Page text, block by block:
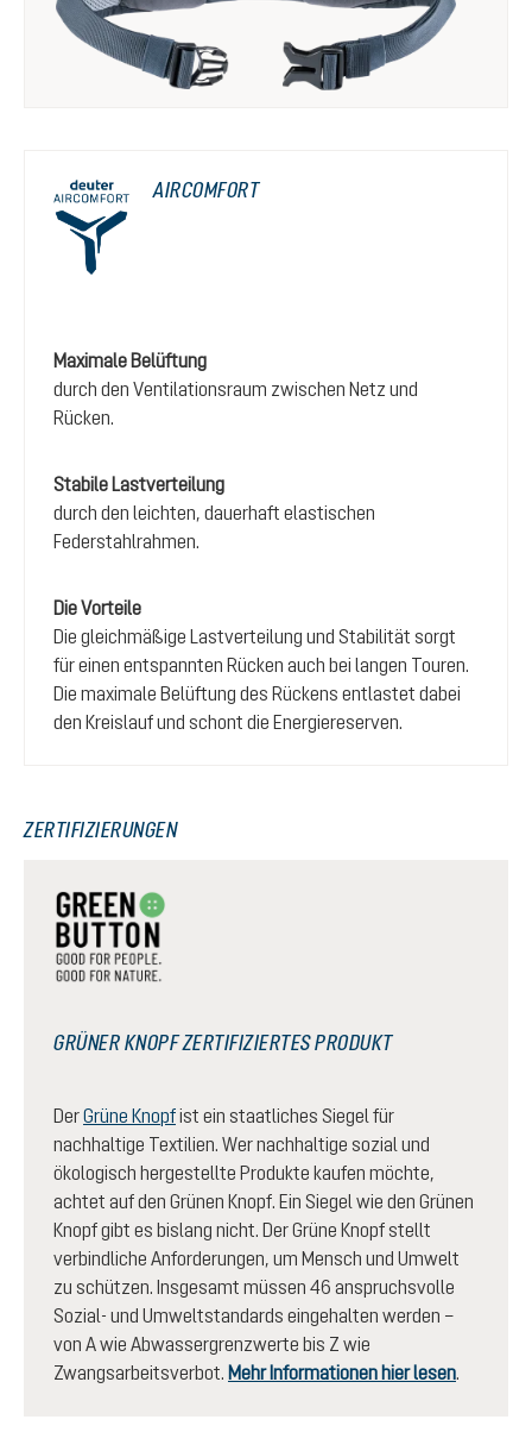
AIRCOMFORT
Maximale Belüftung
durch den Ventilationsraum zwischen Netz und
Rücken.
Stabile Lastverteilung
durch den leichten, dauerhaft elastischen
Federstahlrahmen.
Die Vorteile
Die gleichmäßige Lastverteilung und Stabilität sorgt
für einen entspannten Rücken auch bei langen Touren.
Die maximale Belüftung des Rückens entlastet dabei
den Kreislauf und schont die Energiereserven.
ZERTIFIZIERUNGEN
GRÜNER KNOPF ZERTIFIZIERTES PRODUKT
DerGrüne Knopfist ein staatliches Siegel für
nachhaltige Textilien. Wer nachhaltige sozial und
ökologisch hergestellte Produkte kaufen möchte,
achtet auf den Grünen Knopf. Ein Siegel wie den Grünen
Knopf gibt es bislang nicht. Der Grüne Knopf stellt
verbindliche Anforderungen, um Mensch und Umwelt
zu schützen. Insgesamt müssen 46 anspruchsvolle
Sozial- und Umweltstandards eingehalten werden –
von A wie Abwassergrenzwerte bis Z wie
Zwangsarbeitsverbot. Mehr Informationen hier lesen.